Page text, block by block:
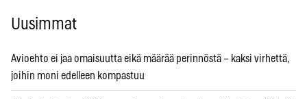
Uusimmat
Avioehto ei jaa omaisuutta eikä määrää perinnöstä – kaksi virhettä,
joihin moni edelleen kompastuu